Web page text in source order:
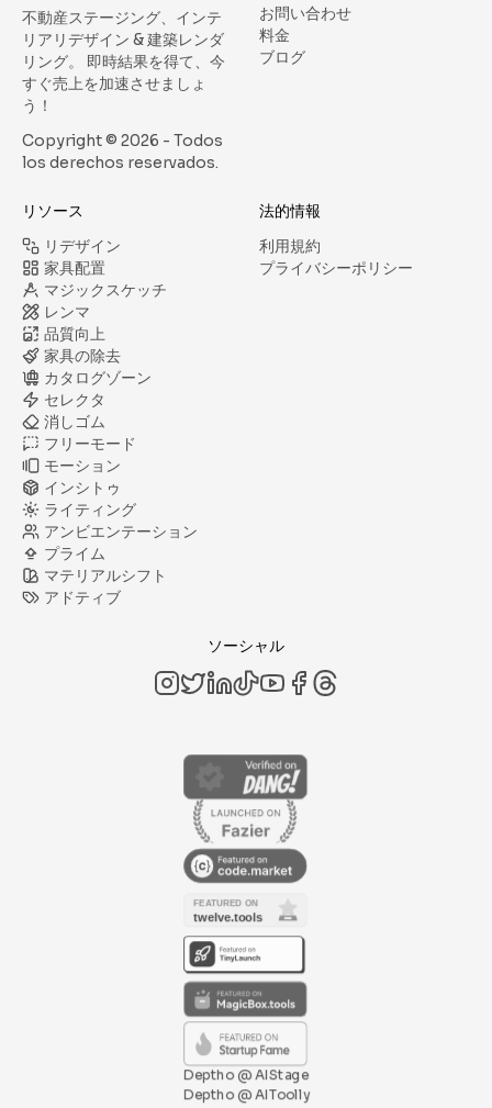
不動産ステージング、インテ
リアリデザイン & 建築レンダ
リング。
即時結果を得て、今
すぐ売上を加速させましょ
う！
Copyright © 2026 - Todos
los derechos reservados.
お問い合わせ
料金
ブログ
リソース
リデザイン
家具配置
マジックスケッチ
レンマ
品質向上
家具の除去
カタログゾーン
セレクタ
消しゴム
フリーモード
モーション
インシトゥ
ライティング
アンビエンテーション
プライム
マテリアルシフト
アドティブ
法的情報
利用規約
プライバシーポリシー
ソーシャル
Deptho @ AIStage
Deptho @ AIToolly